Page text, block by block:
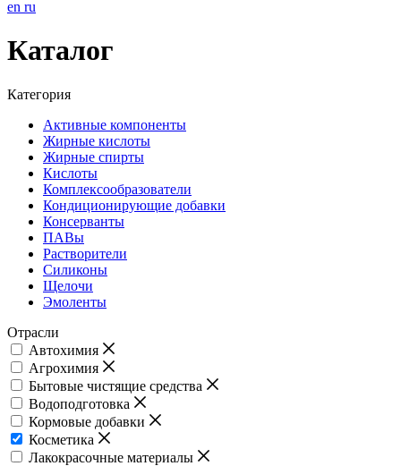
en ru
Каталог
Категория
Активные компоненты
Жирные кислоты
Жирные спирты
Кислоты
Комплексообразователи
Кондиционирующие добавки
Консерванты
ПАВы
Растворители
Силиконы
Щелочи
Эмоленты
Отрасли
Автохимия
Агрохимия
Бытовые чистящие средства
Водоподготовка
Кормовые добавки
Косметика
Лакокрасочные материалы